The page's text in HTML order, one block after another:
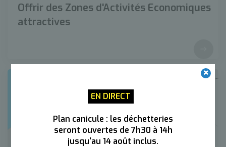
EN DIRECT
Plan canicule : les déchetteries
seront ouvertes de 7h30 à 14h
jusqu'au 14 août inclus.
Offrir des Zones d'Activités Economiques
attractives